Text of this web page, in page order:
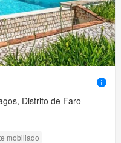
Distrito de Faro
mobiliado